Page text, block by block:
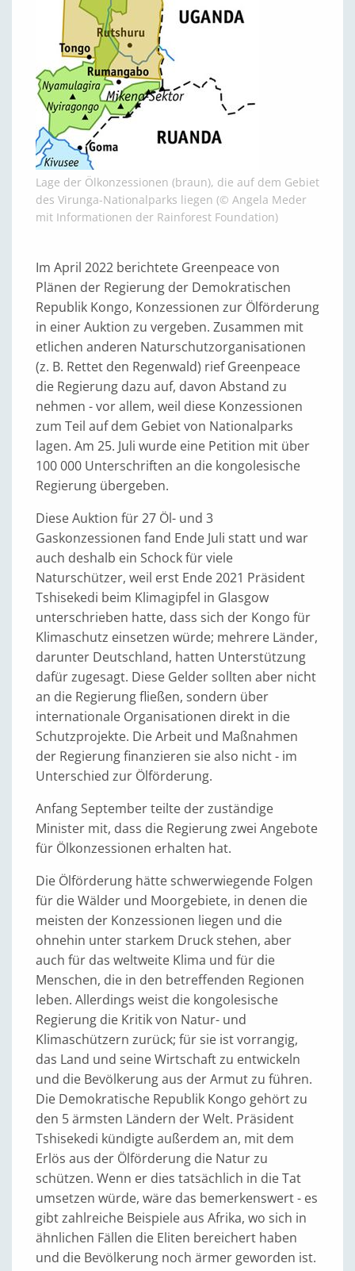
Lage der Ölkonzessionen (braun), die auf dem Gebiet
des Virunga-Nationalparks liegen (© Angela Meder
mit Informationen der Rainforest Foundation)
Im April 2022 berichtete Greenpeace von
Plänen der Regierung der Demokratischen
Republik Kongo, Konzessionen zur Ölförderung
in einer Auktion zu vergeben. Zusammen mit
etlichen anderen Naturschutzorganisationen
(z. B. Rettet den Regenwald) rief Greenpeace
die Regierung dazu auf, davon Abstand zu
nehmen - vor allem, weil diese Konzessionen
zum Teil auf dem Gebiet von Nationalparks
lagen. Am 25. Juli wurde eine Petition mit über
100 000 Unterschriften an die kongolesische
Regierung übergeben.
Diese Auktion für 27 Öl- und 3
Gaskonzessionen fand Ende Juli statt und war
auch deshalb ein Schock für viele
Naturschützer, weil erst Ende 2021 Präsident
Tshisekedi beim Klimagipfel in Glasgow
unterschrieben hatte, dass sich der Kongo für
Klimaschutz einsetzen würde; mehrere Länder,
darunter Deutschland, hatten Unterstützung
dafür zugesagt. Diese Gelder sollten aber nicht
an die Regierung fließen, sondern über
internationale Organisationen direkt in die
Schutzprojekte. Die Arbeit und Maßnahmen
der Regierung finanzieren sie also nicht - im
Unterschied zur Ölförderung.
Anfang September teilte der zuständige
Minister mit, dass die Regierung zwei Angebote
für Ölkonzessionen erhalten hat.
Die Ölförderung hätte schwerwiegende Folgen
für die Wälder und Moorgebiete, in denen die
meisten der Konzessionen liegen und die
ohnehin unter starkem Druck stehen, aber
auch für das weltweite Klima und für die
Menschen, die in den betreffenden Regionen
leben. Allerdings weist die kongolesische
Regierung die Kritik von Natur- und
Klimaschützern zurück; für sie ist vorrangig,
das Land und seine Wirtschaft zu entwickeln
und die Bevölkerung aus der Armut zu führen.
Die Demokratische Republik Kongo gehört zu
den 5 ärmsten Ländern der Welt. Präsident
Tshisekedi kündigte außerdem an, mit dem
Erlös aus der Ölförderung die Natur zu
schützen. Wenn er dies tatsächlich in die Tat
umsetzen würde, wäre das bemerkenswert - es
gibt zahlreiche Beispiele aus Afrika, wo sich in
ähnlichen Fällen die Eliten bereichert haben
und die Bevölkerung noch ärmer geworden ist.